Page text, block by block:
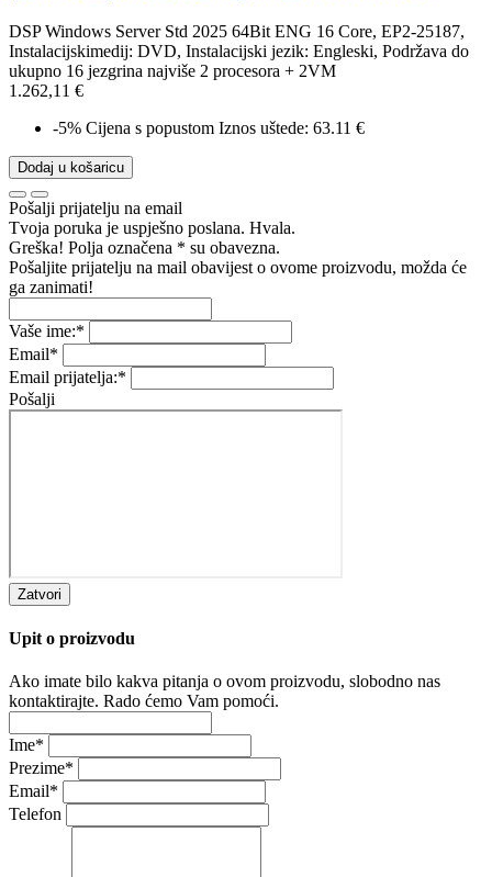
DSP Windows Server Std 2025 64Bit ENG 16 Core, EP2-25187,
Instalacijskimedij: DVD, Instalacijski jezik: Engleski, Podržava do
ukupno 16 jezgrina najviše 2 procesora + 2VM
1.262,11 €
-5% Cijena s popustom Iznos uštede: 63.11 €
Dodaj u košaricu
Pošalji prijatelju na email
Tvoja poruka je uspješno poslana. Hvala.
Greška! Polja označena * su obavezna.
Pošaljite prijatelju na mail obavijest o ovome proizvodu, možda će
ga zanimati!
Vaše ime:*
Email*
Email prijatelja:*
Pošalji
Zatvori
Upit o proizvodu
Ako imate bilo kakva pitanja o ovom proizvodu, slobodno nas
kontaktirajte. Rado ćemo Vam pomoći.
Ime*
Prezime*
Email*
Telefon